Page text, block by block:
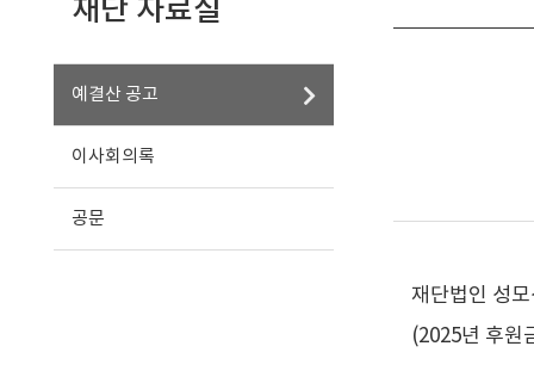
재단 자료실
예결산 공고
이사회의록
공문
재단법인 성
(2025년 후원